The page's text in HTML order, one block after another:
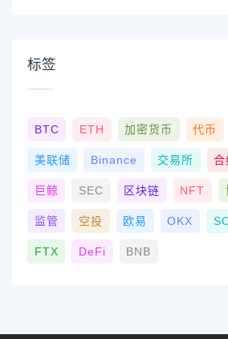
标签
BTC ETH 加密货币 代币
美联储 Binance 交易所 合
巨鲸 SEC 区块链 NFT
监管 空投 欧易 OKX
FTX DeFi BNB